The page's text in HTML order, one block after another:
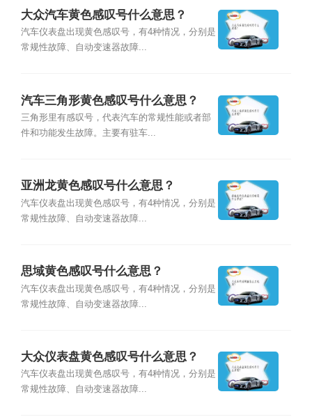
大众汽车黄色感叹号什么意思？
汽车仪表盘出现黄色感叹号，有4种情况，分别是
常规性故障、自动变速器故障...
汽车三角形黄色感叹号什么意思？
三角形里有感叹号，代表汽车的常规性能或者部
件和功能发生故障。主要有驻车...
亚洲龙黄色感叹号什么意思？
汽车仪表盘出现黄色感叹号，有4种情况，分别是
常规性故障、自动变速器故障...
思域黄色感叹号什么意思？
汽车仪表盘出现黄色感叹号，有4种情况，分别是
常规性故障、自动变速器故障...
大众仪表盘黄色感叹号什么意思？
汽车仪表盘出现黄色感叹号，有4种情况，分别是
常规性故障、自动变速器故障...